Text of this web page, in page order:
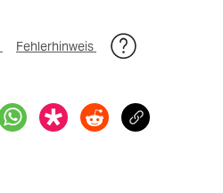
Fehlerhinweis